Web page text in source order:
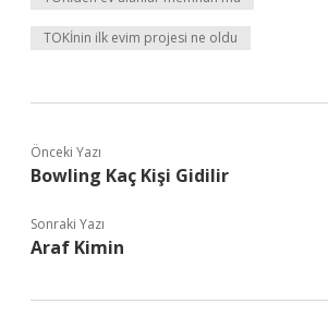
TOKİnin ilk evim projesi ne oldu
Önceki Yazı
Bowling Kaç Kişi Gidilir
Sonraki Yazı
Araf Kimin